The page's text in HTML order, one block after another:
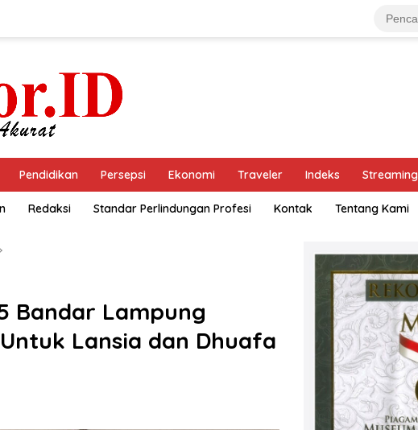
Pendidikan Persepsi Ekonomi Traveler Indeks Streaming
Redaksi Standar Perlindungan Profesi Kontak Tentang Kami
Bandar Lampung
Lansia dan Dhuafa